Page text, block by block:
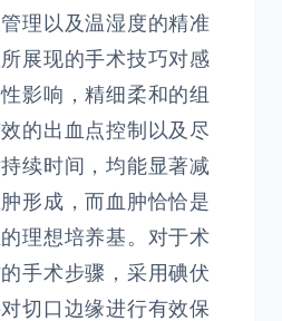
理以及温湿度的精准
展现的手术技巧对感
影响，精细柔和的组
的出血点控制以及尽
续时间，均能显著减
形成，而血肿恰恰是
理想培养基。对于术
手术步骤，采用碘伏
切口边缘进行有效保